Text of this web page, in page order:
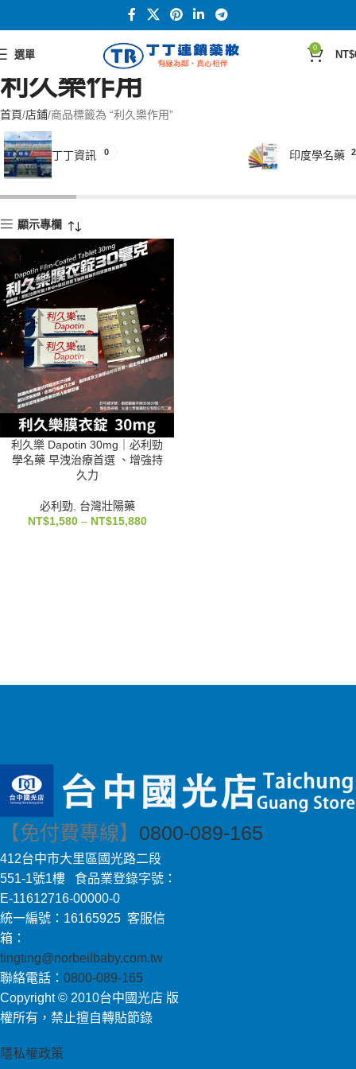
選單
0
NT$
利久樂作用
首頁 店鋪 商品標籤為 “利久樂作用”
丁丁資訊 0 印度學名藥
顯示專欄
利久樂 Dapotin 30mg｜必利勁
學名藥 早洩治療首選 、增強持
久力
必利勁, 台灣壯陽藥
NT$1,580 – NT$15,880
【免付費專線】 0800-089-165
412台中市大里區國光路二段
551-1號1樓 食品業登錄字號：
E-11612716-00000-0
統一編號：16165925 客服信
箱：
tingting@norbeilbaby.com.tw
聯絡電話： 0800-089-165
Copyright © 2010台中國光店 版
權所有，禁止擅自轉貼節錄
隱私權政策